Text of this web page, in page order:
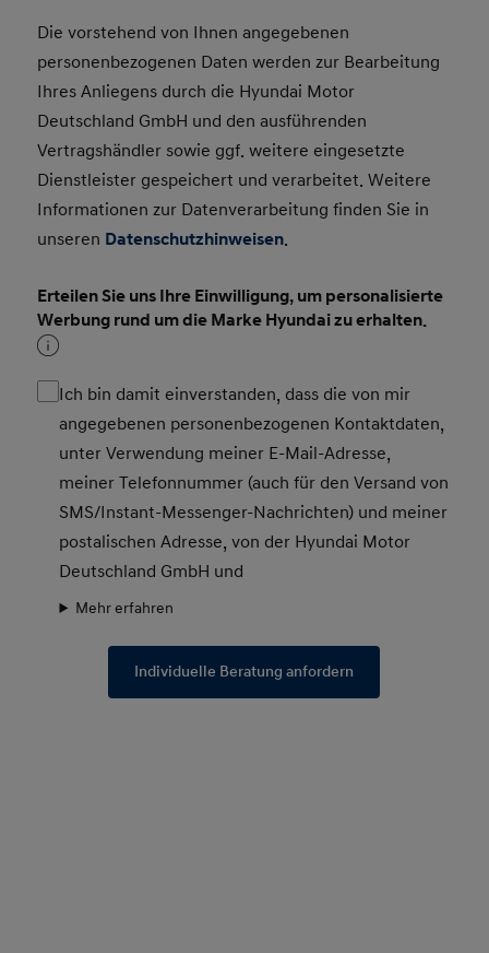
Die vorstehend von Ihnen angegebenen
personenbezogenen Daten werden zur Bearbeitung
Ihres Anliegens durch die Hyundai Motor
Deutschland GmbH und den ausführenden
Vertragshändler sowie ggf. weitere eingesetzte
Dienstleister gespeichert und verarbeitet. Weitere
Informationen zur Datenverarbeitung finden Sie in
unseren Datenschutzhinweisen.
Erteilen Sie uns Ihre Einwilligung, um personalisierte
Werbung rund um die Marke Hyundai zu erhalten.
Ich bin damit einverstanden, dass die von mir
angegebenen personenbezogenen Kontaktdaten,
unter Verwendung meiner E-Mail-Adresse,
meiner Telefonnummer (auch für den Versand von
SMS/Instant-Messenger-Nachrichten) und meiner
postalischen Adresse, von der Hyundai Motor
Deutschland GmbH und
Mehr erfahren
Individuelle Beratung anfordern